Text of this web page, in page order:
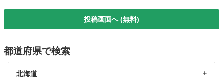
投稿画面へ (無料)
都道府県で検索
北海道